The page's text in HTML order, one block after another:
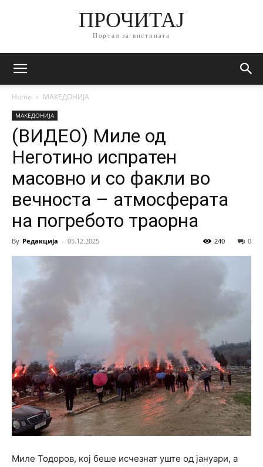
ПРОЧИТАЈ
Портал за вистината
Home МАКЕДОНИЈА
МАКЕДОНИЈА
(ВИДЕО) Миле од
Неготино испратен
масовно и со факли во
вечноста – атмосферата
на погребото траорна
By Редакција - 05.12.2025 0
240
Миле Тодоров, кој беше исчезнат уште од јануари, а